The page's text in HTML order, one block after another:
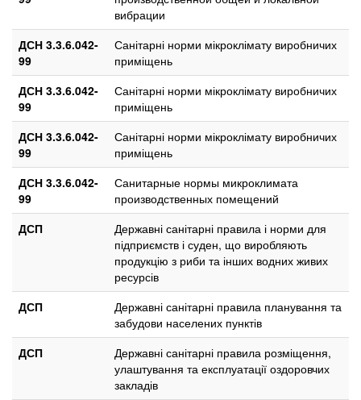
вибрации
ДСН 3.3.6.042-
99
Санітарні норми мікроклімату виробничих
приміщень
ДСН 3.3.6.042-
99
Санітарні норми мікроклімату виробничих
приміщень
ДСН 3.3.6.042-
99
Санітарні норми мікроклімату виробничих
приміщень
ДСН 3.3.6.042-
99
Санитарные нормы микроклимата
производственных помещений
ДСП
Державні санітарні правила і норми для
підприємств і суден, що виробляють
продукцію з риби та інших водних живих
ресурсів
ДСП
Державні санітарні правила планування та
забудови населених пунктів
ДСП
Державні санітарні правила розміщення,
улаштування та експлуатації оздоровчих
закладів